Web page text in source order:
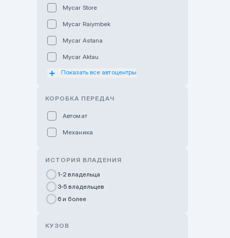
Mycar Store
Mycar Raiymbek
Mycar Astana
Mycar Aktau
Mycar Uralsk
GWM Nurly Zhol
Chery Astana
Показать все автоцентры
КОРОБКА ПЕРЕДАЧ
Автомат
Механика
ИСТОРИЯ ВЛАДЕНИЯ
1-2 владельца
3-5 владельцев
6 и более
КУЗОВ